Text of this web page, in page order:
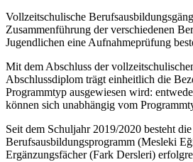
Vollzeitschulische
Zusammenführung der verschiedenen
Jugendlichen eine Aufnahmeprüfung
Mit dem Abschluss der
Abschlussdiplom trägt einheitlich die
Programmtyp ausgewiesen wird:
können sich unabhängig vom
Seit dem Schuljahr 2019/2020 besteht
Berufsausbildungsprogramm (Mesleki
Ergänzungsfächer (Fark Dersleri)